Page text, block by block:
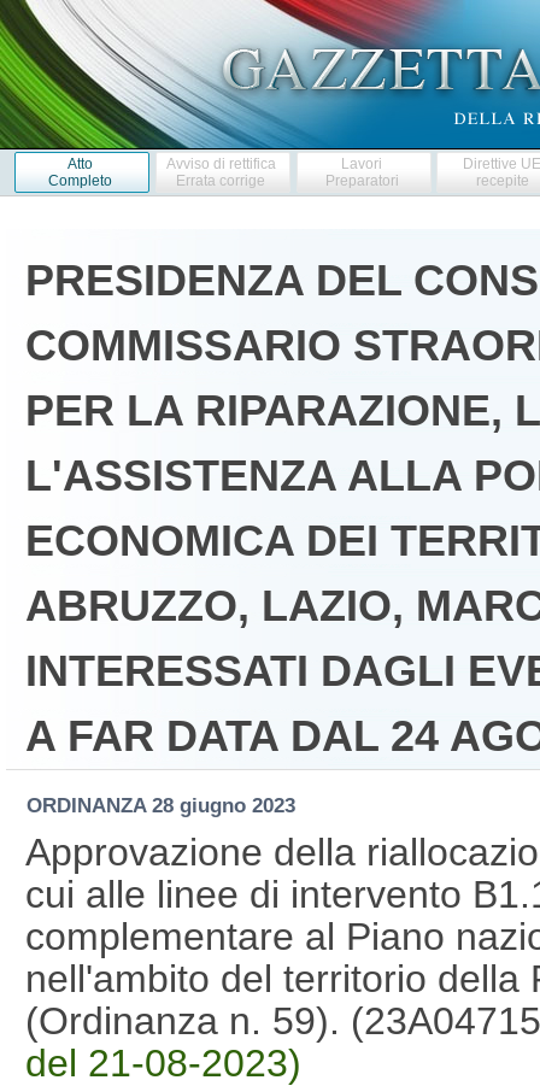
Atto
Completo
Avviso di rettifica
Errata corrige
Lavori
Preparatori
Direttive
recepite
PRESIDENZA DEL
COMMISSARIO
PER LA RIPARAZIONE,
L'ASSISTENZA ALLA
ECONOMICA DEI
ABRUZZO, LAZIO,
INTERESSATI DAGLI
A FAR DATA DAL 24
ORDINANZA 28 giugno 2023
Approvazione della
cui alle linee di intervento
complementare al Piano
nell'ambito del territorio della
(Ordinanza n. 59).
del 21-08-2023)